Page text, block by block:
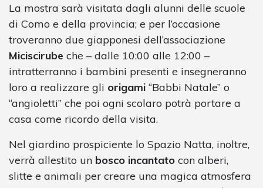
La mostra sarà visitata dagli alunni delle scuole
di Como e della provincia; e per l’occasione
troveranno due giapponesi dell’associazione
Miciscirube che – dalle 10:00 alle 12:00 –
intratterranno i bambini presenti e insegneranno
loro a realizzare gli origami “Babbi Natale” o
“angioletti” che poi ogni scolaro potrà portare a
casa come ricordo della visita.
Nel giardino prospiciente lo Spazio Natta, inoltre,
verrà allestito un bosco incantato con alberi,
slitte e animali per creare una magica atmosfera